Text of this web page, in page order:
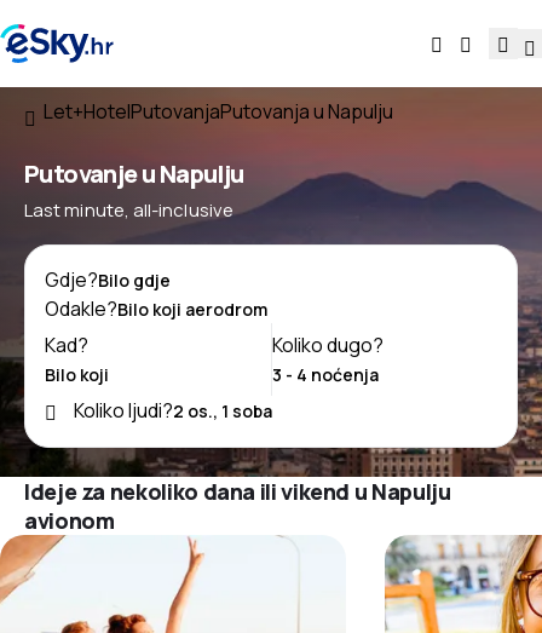
Let+HotelPutovanjaPutovanja u Napulju
Putovanje u Napulju
Last minute, all-inclusive
Gdje?
Odakle?
Kad?
Koliko dugo?
Koliko ljudi?
Ideje za nekoliko dana ili vikend u Napulju
avionom